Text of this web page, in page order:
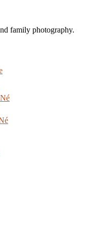
family photography.